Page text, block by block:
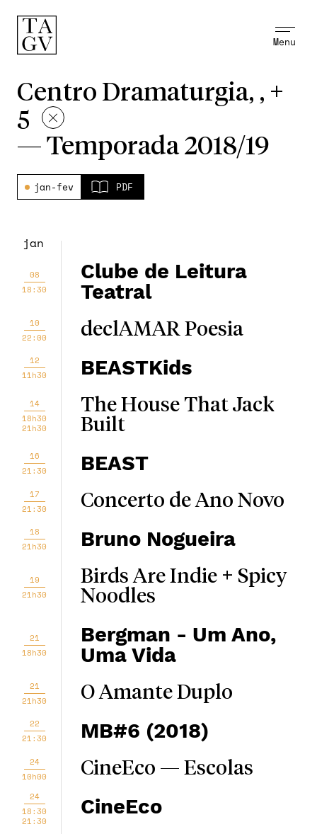
Menu
Centro Dramaturgia, , +
5
— Temporada 2018/19
jan-fev PDF
jan
08
18:30
Clube de Leitura
Teatral
10
22:00
declAMAR Poesia
12
11h30
BEASTKids
14
18h30
21h30
The House That Jack
Built
16
21:30
BEAST
17
21:30
Concerto de Ano Novo
18
21h30
Bruno Nogueira
19
21h30
Birds Are Indie + Spicy
Noodles
21
18h30
Bergman - Um Ano,
Uma Vida
21
21h30
O Amante Duplo
22
21:30
MB#6 (2018)
24
10h00
CineEco — Escolas
24
18:30
21:30
CineEco